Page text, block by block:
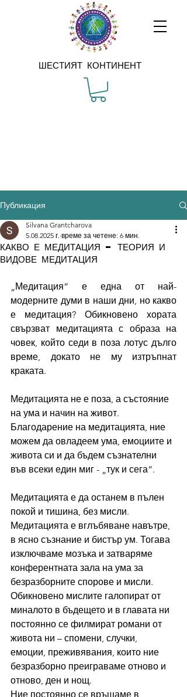
ШЕСТИЯТ КОНТИНЕНТ
Публикация
КАКВО Е МЕДИТАЦИЯ – ТЕОРИЯ И
ВИДОВЕ МЕДИТАЦИЯ
Silvana Grantcharova
5.08.2025 г. време за четене: 6 мин.
„Медитация“ е една от най-
модерните думи в наши дни, но какво
е медитация? Обикновено хората
свързват медитацията с образа на
човек, който седи в поза лотус дълго
време, докато не му изтръпнат
краката.
Медитацията не е поза, а състояние
на ума и начин на живот.
Благодарение на медитацията, ние
можем да овладеем ума, емоциите и
живота си и да бъдем съзнателни
във всеки един миг - „тук и сега“.
Медитацията е да останем в пълен
покой и тишина, без мисли.
Медитацията е вглъбяване навътре,
в ясно съзнание и бистър ум. Тогава
изключваме мозъка и затваряме
конферентната зала на ума за
безразборните спорове и мисли.
Обикновено мислите галопират от
миналото в бъдещето и в главата ни
постоянно се филмират романи от
живота ни – спомени, случки,
емоции, преживявания, които ние
безразборно преиграваме отново и
отново, ден и нощ.
Ние постоянно се връщаме в